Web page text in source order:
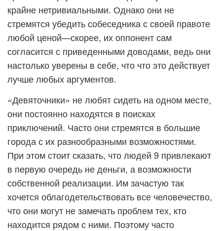
крайне нетривиальными. Однако они не
стремятся убедить собеседника с своей правоте
любой ценой—скорее, их оппонент сам
согласится с приведенными доводами, ведь они
настолько уверены в себе, что что это действует
лучше любых аргументов.
«Девяточники» не любят сидеть на одном месте,
они постоянно находятся в поисках
приключений. Часто они стремятся в большие
города с их разнообразными возможностями.
При этом стоит сказать, что людей 9 привлекают
в первую очередь не деньги, а возможности
собственной реализации. Им зачастую так
хочется облагодетельствовать все человечество,
что они могут не замечать проблем тех, кто
находится рядом с ними. Поэтому часто